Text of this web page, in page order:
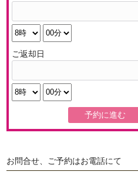
ご返却日
お問合せ、ご予約はお電話にて